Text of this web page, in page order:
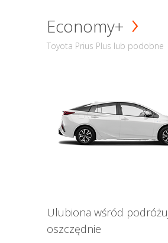
Economy+
Toyota Prius Plus lub podobne
Ulubiona wśród
oszczędnie